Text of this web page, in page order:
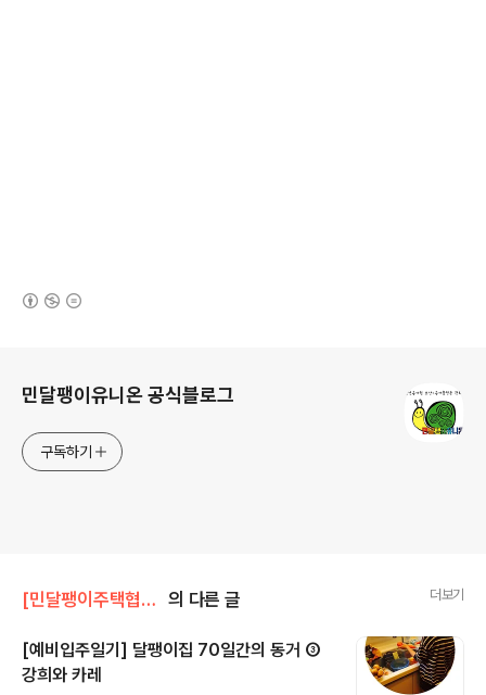
민달팽이유니온 공식블로그
구독하기
[민달팽이주택협동조합]/* 달팽이집 살이 의 다른 글 더보기
[예비입주일기] 달팽이집 70일간의 동거 ③
강희와 카레